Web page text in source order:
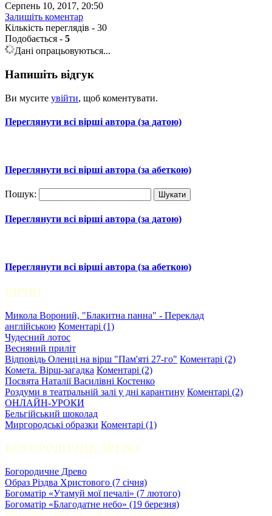
Серпень 10, 2017, 20:50
Залишіть коментар
Кількість переглядів - 30
Подобається - 5
Дані опрацьовуються...
Напишіть відгук
Ви мусите увійти, щоб коментувати.
Переглянути всі вірші автора (за датою)
Переглянути всі вірші автора (за абеткою)
Пошук:
Переглянути всі вірші автора (за датою)
Переглянути всі вірші автора (за абеткою)
ВІРШІ
Микола Вороний, "Блакитна панна" - Переклад
англійською Коментарі (1)
Чудесний лотос
Весняний приліт
Відповідь Оленці на вірш "Пам'яті 27-го" Коментарі (2)
Комета. Вірш-загадка Коментарі (2)
Посвята Наталії Василівні Костенко
Роздуми в театральній залі у дні карантину Коментарі (2)
ОНЛАЙН-УРОКИ
Бельгійський шоколад
Миргородські образки Коментарі (1)
БОГОРОДИЧНЕ ДРЕВО
Богородичне Древо
Образ Різдва Христового (7 січня)
Богоматір «Утамуй мої печалі» (7 лютого)
Богоматір «Благодатне небо» (19 березня)